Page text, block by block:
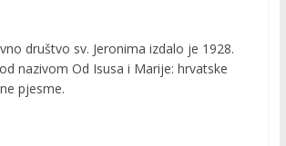
društvo sv. Jeronima izdalo je 1928.
nazivom Od Isusa i Marije: hrvatske
pjesme.